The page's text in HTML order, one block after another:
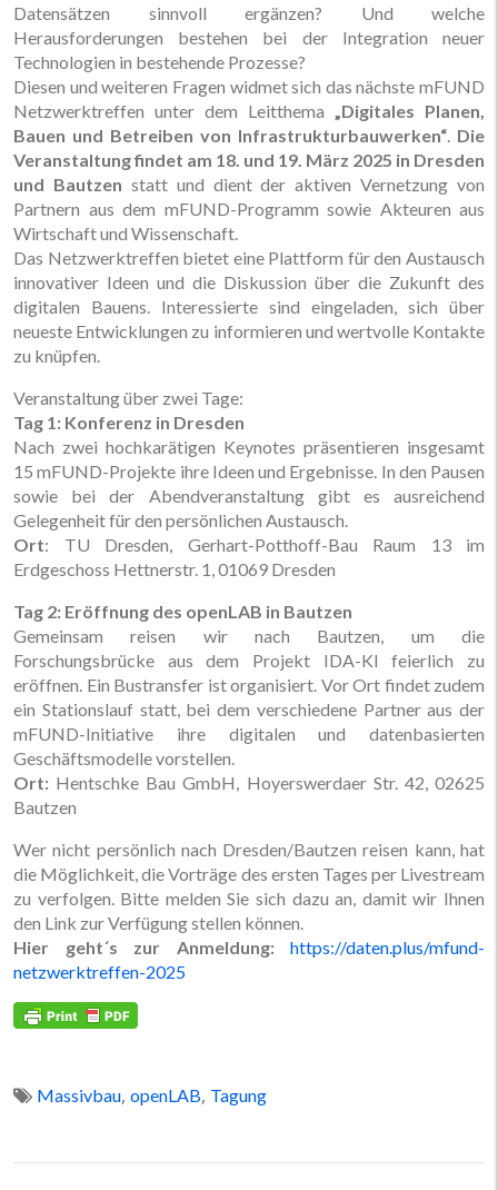
Datensätzen sinnvoll ergänzen? Und welche
Herausforderungen bestehen bei der Integration neuer
Technologien in bestehende Prozesse?
Diesen und weiteren Fragen widmet sich das nächste mFUND
Netzwerktreffen unter dem Leitthema
„Digitales Planen,
Bauen und Betreiben von Infrastrukturbauwerken“ Die
Veranstaltung findet am 18. und 19. März 2025 in Dresden
und Bautzen statt und dient der aktiven Vernetzung von
Partnern aus dem mFUND-Programm sowie Akteuren aus
Wirtschaft und Wissenschaft.
Das Netzwerktreffen bietet eine Plattform für den Austausch
innovativer Ideen und die Diskussion über die Zukunft des
digitalen Bauens. Interessierte sind eingeladen, sich über
neueste Entwicklungen zu informieren und wertvolle Kontakte
zu knüpfen.
Veranstaltung über zwei Tage:
Tag 1: Konferenz in Dresden
Nach zwei hochkarätigen Keynotes präsentieren insgesamt
15 mFUND-Projekte ihre Ideen und Ergebnisse. In den Pausen
sowie bei der Abendveranstaltung gibt es ausreichend
Gelegenheit für den persönlichen Austausch.
Ort: TU Dresden, Gerhart-Potthoff-Bau Raum 13 im
Erdgeschoss Hettnerstr. 1, 01069 Dresden
Tag 2: Eröffnung des openLAB in Bautzen
Gemeinsam reisen wir nach Bautzen, um die
Forschungsbrücke aus dem Projekt IDA-KI feierlich zu
eröffnen. Ein Bustransfer ist organisiert. Vor Ort findet zudem
ein Stationslauf statt, bei dem verschiedene Partner aus der
mFUND-Initiative ihre digitalen und datenbasierten
Geschäftsmodelle vorstellen.
Ort: Hentschke Bau GmbH, Hoyerswerdaer Str. 42, 02625
Bautzen
Wer nicht persönlich nach Dresden/Bautzen reisen kann, hat
die Möglichkeit, die Vorträge des ersten Tages per Livestream
zu verfolgen. Bitte melden Sie sich dazu an, damit wir Ihnen
den Link zur Verfügung stellen können.
Hier geht´s zur Anmeldung:
https://daten.plus/mfund-
netzwerktreffen-2025
Massivbau, openLAB, Tagung